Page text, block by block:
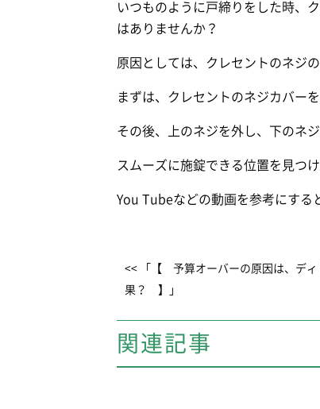
いつものように戸締りをした時、
はありませんか？
原因としては、クレセントのネジ
まずは、クレセントのネジカバー
その後、上のネジを外し、下のネ
スムーズに施錠できる位置を見つ
You Tubeなどの動画を参考に
<< 「【 予算オーバーの原因は、ディ
果？ 】」
関連記事